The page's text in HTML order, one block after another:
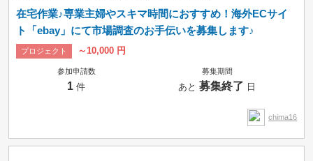
在宅作業♪専業主婦やスキマ時間におすすめ！海外ECサイ
ト「ebay」にて市場調査のお手伝いを募集します♪
プロジェクト ～10,000 円
参加申請数
1 件
募集期間
あと募集終了 日
chima16